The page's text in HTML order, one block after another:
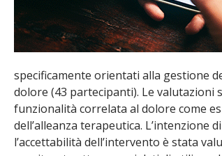
specificamente orientati alla gestione
dolore (43 partecipanti). Le valutazioni
funzionalità correlata al dolore come
dell’alleanza terapeutica.
l’accettabilità dell’intervento è stata